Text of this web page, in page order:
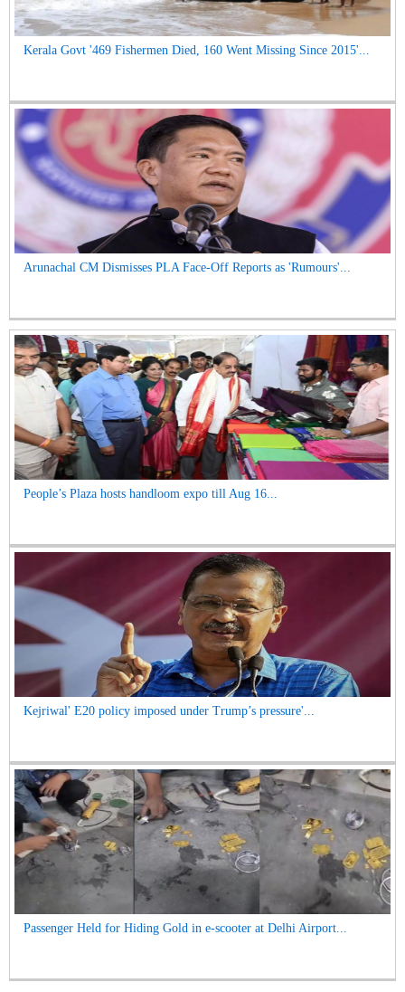
Kerala Govt '469 Fishermen Died, 160 Went Missing Since 2015'...
Arunachal CM Dismisses PLA Face-Off Reports as 'Rumours'...
People’s Plaza hosts handloom expo till Aug 16...
Kejriwal' E20 policy imposed under Trump’s pressure'...
Passenger Held for Hiding Gold in e-scooter at Delhi Airport...